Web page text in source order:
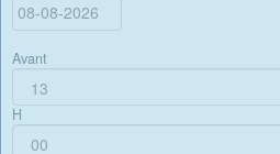
Avant
H